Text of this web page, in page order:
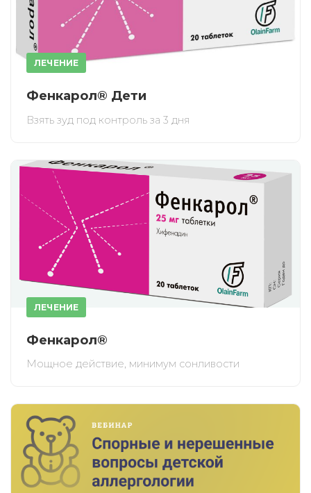
ЛЕЧЕНИЕ
Фенкарол® Дети
Взять зуд под контроль за 3 дня
ЛЕЧЕНИЕ
Фенкарол®
Мощное действие, минимум сонливости